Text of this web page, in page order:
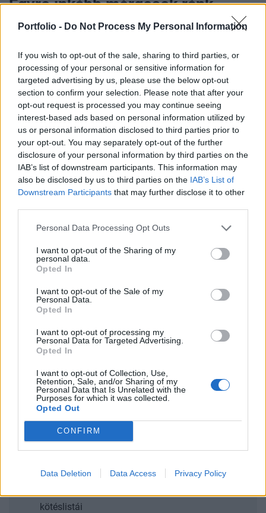
Portfolio - Do Not Process My Personal Information
If you wish to opt-out of the sale, sharing to third parties, or
processing of your personal or sensitive information for
targeted advertising by us, please use the below opt-out
section to confirm your selection. Please note that after your
opt-out request is processed you may continue seeing
interest-based ads based on personal information utilized by
us or personal information disclosed to third parties prior to
your opt-out. You may separately opt-out of the further
disclosure of your personal information by third parties on the
IAB’s list of downstream participants. This information may
also be disclosed by us to third parties on the IAB’s List of
Downstream Participants that may further disclose it to other
Personal Data Processing Opt Outs
I want to opt-out of the Sharing of my
personal data.
Opted In
I want to opt-out of the Sale of my
Personal Data.
Opted In
I want to opt-out of processing my
Personal Data for Targeted Advertising.
Opted In
I want to opt-out of Collection, Use,
Retention, Sale, and/or Sharing of my
Personal Data that Is Unrelated with the
Purposes for which it was collected.
Opted Out
CONFIRM
Data Deletion Data Access Privacy Policy
Egyre inkább mérgesek ránk
Brüsszelben - újabb
Portfolio
2005. szeptember 26. 15:29
Az Európai Bizottság Gazdasági és Pénzügyi
Bizottsága (EFC) e hét pénteken foglalkozik a
magyar költségvetési hiányalakulás legfrissebb
fejleményeivel, és a pénzügyminiszterek tanácsa
(Ecofin) várhatóan október végén megfogalmazza
új ajánlásait a költségvetési hiány (idei)
csökkentésére - mondta el a Reuters-nak egy a
neve elhallgatását kérő brüsszeli illetékes.
Az eddigi sajtóértesülések arról szóltak, hogy az idei
államháztartási hiány a célként kitűzött 4.7% helyett 7.2%
kapcsolatos Eurostat-útmutatás miatt (mely egyelőre
részleteiben még nem ismert). Az illetékes szerint
szorgalmazna Magyarországgal szemben, ugyanakkor
jelezte...
KEDVES OLVASÓNK!
A keresett cikk a portfolio.hu hírarchívumához
tartozik, melynek olvasása előfizetéses
regisztrációhoz kötött.
Portfolio.hu teljes cikkarchívum
kötéslistái